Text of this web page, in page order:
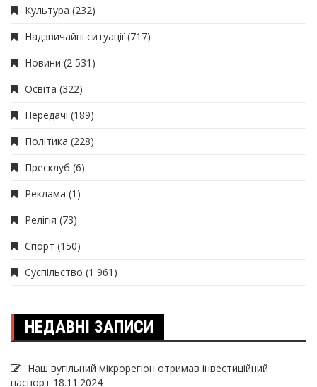
Культура (232)
Надзвичайні ситуації (717)
Новини (2 531)
Освіта (322)
Передачі (189)
Політика (228)
Пресклуб (6)
Реклама (1)
Релігія (73)
Спорт (150)
Суспільство (1 961)
НЕДАВНІ ЗАПИСИ
Наш вугільний мікрорегіон отримав інвеcтиційний
паспорт 18.11.2024